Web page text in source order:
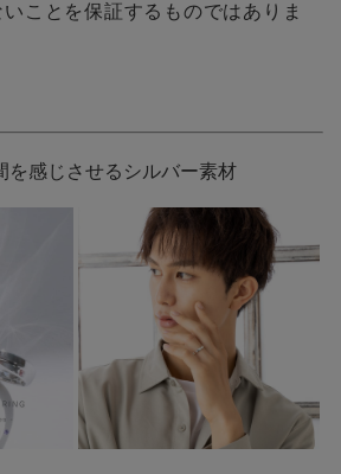
ことを保証するものではありま
を感じさせるシルバー素材